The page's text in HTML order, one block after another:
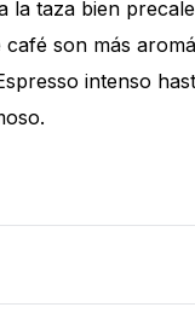
la taza bien
café son más
intenso